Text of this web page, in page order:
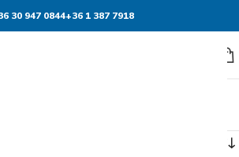
30 947 0844+36 1 387 7918